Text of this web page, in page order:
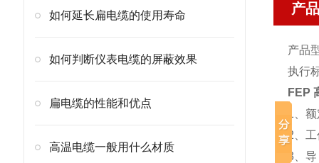
如何延长扁电缆的使用寿命
如何判断仪表电缆的屏蔽效果
扁电缆的性能和优点
高温电缆一般用什么材质
产
产品
执行
FEP
1、
2、
3、